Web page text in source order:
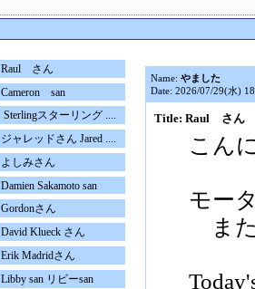
Raul さん
Cameron san
Sterlingスターリング ....
ジャレッドさん Jared ....
よしみさん
Damien Sakamoto san
Gordonさん
David Klueck さん
Erik Madridさん
Libby san リビーsan
Name: やました
Date: 2026/07/29(水)
Title: Raul さん
こん
モー
ま